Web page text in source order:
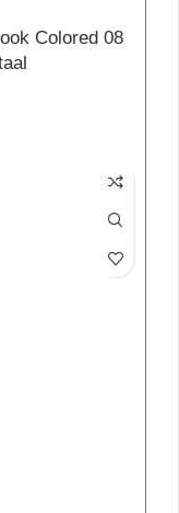
Colored 08